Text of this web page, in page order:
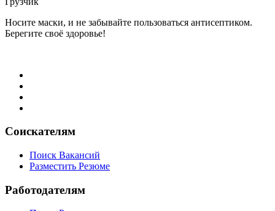
Носите маски, и не забывайте пользоваться антисептиком.
Берегите своё здоровье!
Соискателям
Поиск Вакансий
Разместить Резюме
Работодателям